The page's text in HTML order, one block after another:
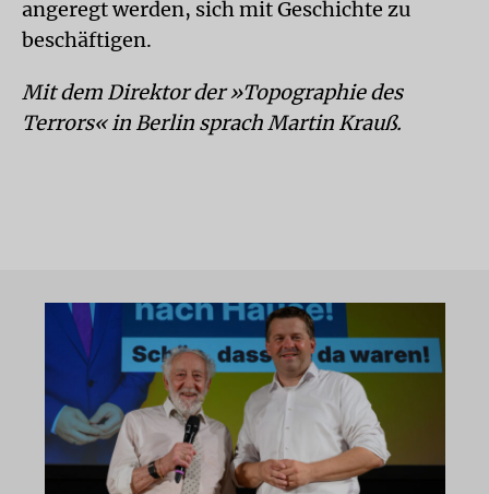
angeregt werden, sich mit Geschichte zu
beschäftigen.
Mit dem Direktor der »Topographie des
Terrors« in Berlin sprach Martin Krauß.